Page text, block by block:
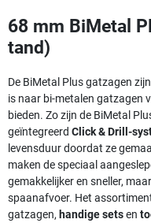
68 mm BiMetal
tand)
De BiMetal Plus gatzagen
is naar bi-metalen gatzagen
bieden. Zo zijn de BiMetal
geïntegreerd Click & Drill-
levensduur doordat ze
maken de speciaal
gemakkelijker en sneller,
spaanafvoer. Het
gatzagen, handige setsen